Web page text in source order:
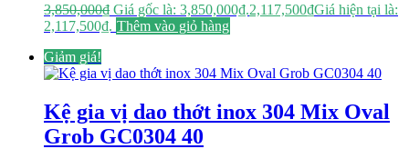
3,850,000₫ Giá gốc là: 3,850,000₫.2,117,500₫Giá hiện tại là:
2,117,500₫. Thêm vào giỏ hàng
Giảm giá!
Kệ gia vị dao thớt inox 304 Mix Oval
Grob GC0304 40